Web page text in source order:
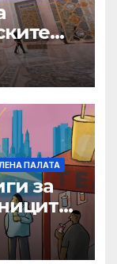
ПАЛАТА
за